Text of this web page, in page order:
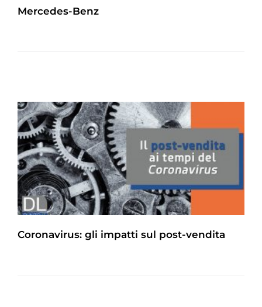
Mercedes-Benz
Coronavirus: gli impatti sul post-vendita